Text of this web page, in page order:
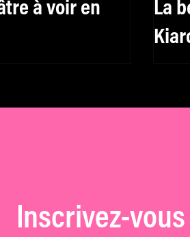
à voir en
La
Inscrivez-vous